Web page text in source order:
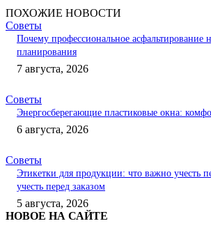
ПОХОЖИЕ НОВОСТИ
Советы
Почему профессиональное асфальтирование
планирования
7 августа, 2026
Советы
Энергосберегающие пластиковые окна:
6 августа, 2026
Советы
Этикетки для продукции: что важно учесть
учесть перед заказом
5 августа, 2026
НОВОЕ НА САЙТЕ